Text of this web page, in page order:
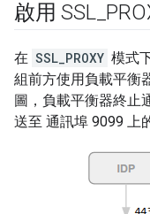
啟用 SSL_
在 SSL_PROXY 模式
組前方使用負載平衡
圖，負載平衡器終止
送至 通訊埠 9099 上